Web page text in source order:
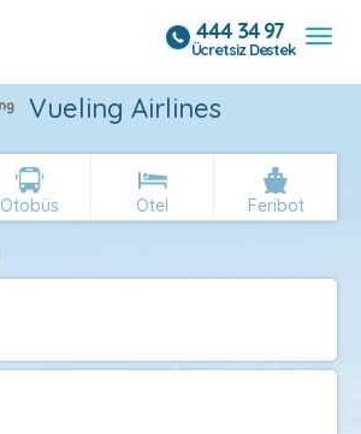
444 34 97
Ücretsiz Destek
Vueling Airlines
Otobüs Otel Feribot